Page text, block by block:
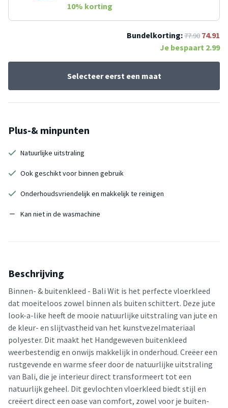
10% korting
Bundelkorting:77.90 74.91
Je bespaart 2.99
Selecteer eerst een maat
Plus-& minpunten
Natuurlijke uitstraling
Ook geschikt voor binnen gebruik
Onderhoudsvriendelijk en makkelijk te reinigen
Kan niet in de wasmachine
Beschrijving
Binnen- & buitenkleed - Bali Wit is het perfecte vloerkleed
dat moeiteloos zowel binnen als buiten schittert. Deze jute
look-a-like heeft de mooie natuurlijke uitstraling van jute en
de kleur- en slijtvastheid van het kunstvezelmateriaal
polyester. Dit maakt het Handgeweven buitenkleed
weerbestendig en onwijs makkelijk in onderhoud. Creëer een
rustgevende en warme sfeer door de natuurlijke uitstraling
van Bali, die je interieur direct transformeert tot een
natuurlijk geheel. Dit gevlochten vloerkleed biedt stijl en
creëert direct een oase van comfort, zowel voor je buiten-